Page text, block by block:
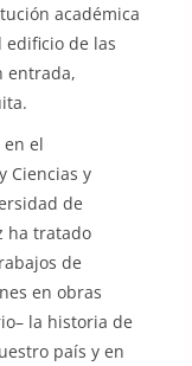
académica
de las
entrada,
el
Ciencias y
de
ha tratado
de
en obras
la historia de
país y en